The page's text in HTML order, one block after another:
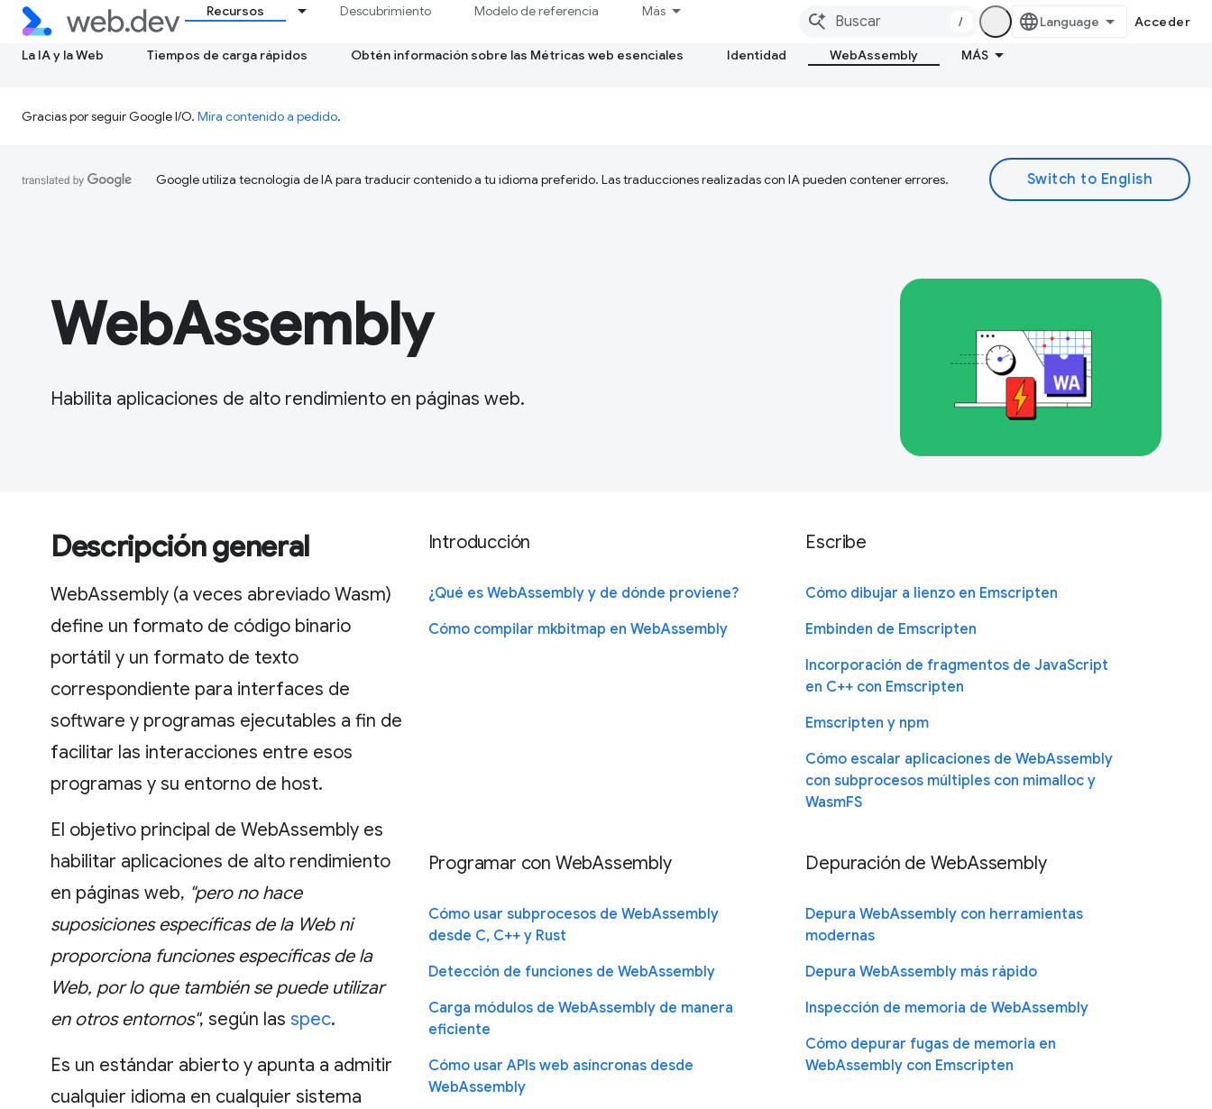
Recursos Descubrimiento Modelo de referencia Más
/ Acceder
La IA y la Web Tiempos de carga rápidos Obtén información sobre las Métricas web esenciales Identidad WebAssembly MÁS
Gracias por seguir Google I/O. Mira contenido a pedido.
Google utiliza tecnología de IA para traducir contenido a tu idioma preferido. Las traducciones realizadas con IA pueden contener errores.
WebAssembly
Habilita aplicaciones de alto rendimiento en páginas web.
Descripción general
WebAssembly (a veces abreviado Wasm)
define un formato de código binario
portátil y un formato de texto
correspondiente para interfaces de
software y programas ejecutables a fin de
facilitar las interacciones entre esos
programas y su entorno de host.
El objetivo principal de WebAssembly es
habilitar aplicaciones de alto rendimiento
en páginas web, "pero no hace
suposiciones específicas de la Web ni
proporciona funciones específicas de la
Web, por lo que también se puede utilizar
en otros entornos", según las spec.
Es un estándar abierto y apunta a admitir
cualquier idioma en cualquier sistema
Introducción
¿Qué es WebAssembly y de dónde proviene?
Cómo compilar mkbitmap en WebAssembly
Escribe
Cómo dibujar a lienzo en Emscripten
Embinden de Emscripten
Incorporación de fragmentos de JavaScript
en C++ con Emscripten
Emscripten y npm
Cómo escalar aplicaciones de WebAssembly
con subprocesos múltiples con mimalloc y
WasmFS
Programar con WebAssembly
Cómo usar subprocesos de WebAssembly
desde C, C++ y Rust
Detección de funciones de WebAssembly
Carga módulos de WebAssembly de manera
eficiente
Cómo usar APIs web asíncronas desde
WebAssembly
Depuración de WebAssembly
Depura WebAssembly con herramientas
modernas
Depura WebAssembly más rápido
Inspección de memoria de WebAssembly
Cómo depurar fugas de memoria en
WebAssembly con Emscripten